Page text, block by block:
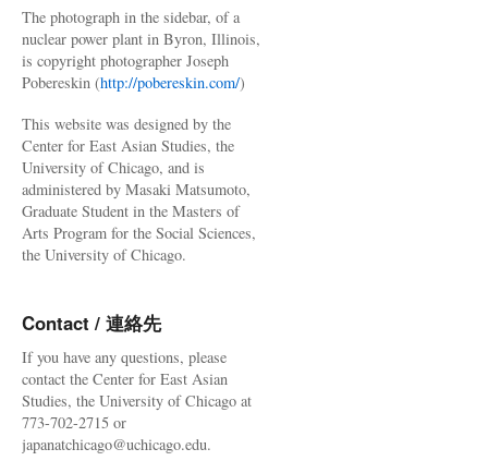
The photograph in the sidebar, of a
nuclear power plant in Byron, Illinois,
is copyright photographer Joseph
Pobereskin (http://pobereskin.com/)
This website was designed by the
Center for East Asian Studies, the
University of Chicago, and is
administered by Masaki Matsumoto,
Graduate Student in the Masters of
Arts Program for the Social Sciences,
the University of Chicago.
Contact / 連絡先
If you have any questions, please
contact the Center for East Asian
Studies, the University of Chicago at
773-702-2715 or
japanatchicago@uchicago.edu.